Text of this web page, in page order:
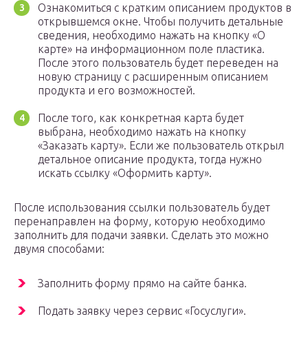
Ознакомиться с кратким описанием продуктов в
открывшемся окне. Чтобы получить детальные
сведения, необходимо нажать на кнопку «О
карте» на информационном поле пластика.
После этого пользователь будет переведен на
новую страницу с расширенным описанием
продукта и его возможностей.
После того, как конкретная карта будет
выбрана, необходимо нажать на кнопку
«Заказать карту». Если же пользователь открыл
детальное описание продукта, тогда нужно
искать ссылку «Оформить карту».
После использования ссылки пользователь будет
перенаправлен на форму, которую необходимо
заполнить для подачи заявки. Сделать это можно
двумя способами:
Заполнить форму прямо на сайте банка.
Подать заявку через сервис «Госуслуги».